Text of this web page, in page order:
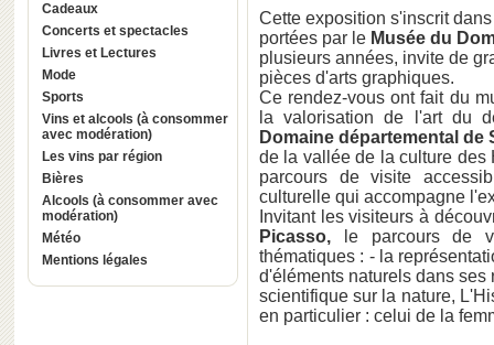
Cadeaux
Concerts et spectacles
Livres et Lectures
Mode
Sports
Vins et alcools (à consommer
avec modération)
Les vins par région
Bières
Alcools (à consommer avec
modération)
Météo
Mentions légales
Cette exposition s'inscrit
portées par le Musée du
plusieurs années, invite de
pièces d'arts graphiques.
Ce rendez-vous ont fait du
la valorisation de l'art du
Domaine départemental de
de la vallée de la culture des
parcours de visite
culturelle qui accompagne
Invitant les visiteurs à
Picasso, le parcours de
thématiques : - la
d'éléments naturels dans
scientifique sur la nature,
en particulier : celui de la